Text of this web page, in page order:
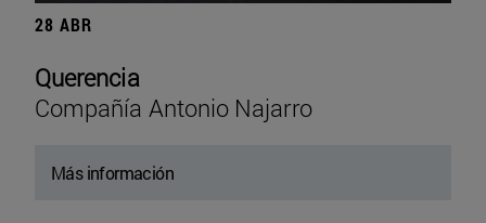
28 ABR
Querencia
Compañía Antonio Najarro
Más información